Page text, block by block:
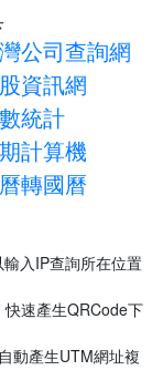
公司查詢網
資訊網
統計
計算機
轉國曆
入IP查詢所在位置
速產生QRCode下
動產生UTM網址複